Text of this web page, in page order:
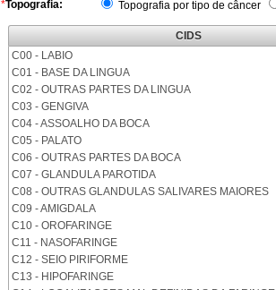
*Topografia: Topografia por tipo de câncer
CIDS
C00 - LABIO
C01 - BASE DA LINGUA
C02 - OUTRAS PARTES DA LINGUA
C03 - GENGIVA
C04 - ASSOALHO DA BOCA
C05 - PALATO
C06 - OUTRAS PARTES DA BOCA
C07 - GLANDULA PAROTIDA
C08 - OUTRAS GLANDULAS SALIVARES MAIORES
C09 - AMIGDALA
C10 - OROFARINGE
C11 - NASOFARINGE
C12 - SEIO PIRIFORME
C13 - HIPOFARINGE